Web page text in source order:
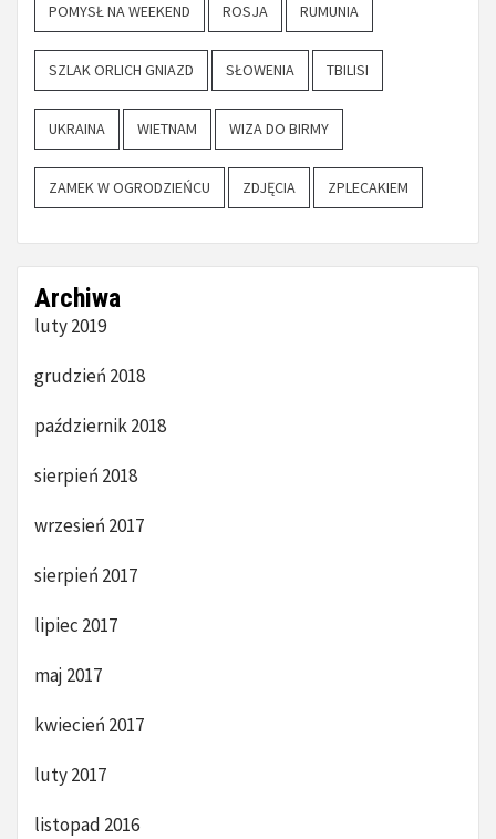
POMYSŁ NA WEEKEND ROSJA RUMUNIA
SZLAK ORLICH GNIAZD SŁOWENIA TBILISI
UKRAINA WIETNAM WIZA DO BIRMY
ZAMEK W OGRODZIEŃCU ZDJĘCIA ZPLECAKIEM
Archiwa
luty 2019
grudzień 2018
październik 2018
sierpień 2018
wrzesień 2017
sierpień 2017
lipiec 2017
maj 2017
kwiecień 2017
luty 2017
listopad 2016